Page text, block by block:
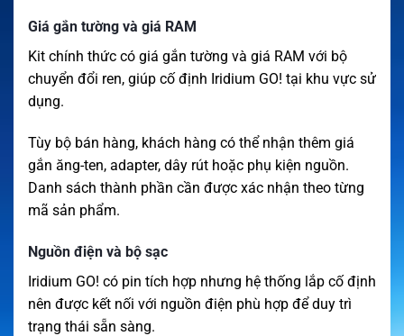
Giá gắn tường và giá RAM
Kit chính thức có giá gắn tường và giá RAM với bộ
chuyển đổi ren, giúp cố định Iridium GO! tại khu vực sử
dụng.
Tùy bộ bán hàng, khách hàng có thể nhận thêm giá
gắn ăng-ten, adapter, dây rút hoặc phụ kiện nguồn.
Danh sách thành phần cần được xác nhận theo từng
mã sản phẩm.
Nguồn điện và bộ sạc
Iridium GO! có pin tích hợp nhưng hệ thống lắp cố định
nên được kết nối với nguồn điện phù hợp để duy trì
trạng thái sẵn sàng.